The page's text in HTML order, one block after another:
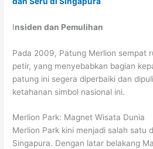
Insiden dan Pemulihan
Pada 2009, Patung Merlion sempat
petir, yang menyebabkan bagian
patung ini segera diperbaiki dan
ketahanan simbol nasional ini.
Merlion Park: Magnet Wisata Dunia
Merlion Park kini menjadi salah satu
Singapura. Dengan latar belakang